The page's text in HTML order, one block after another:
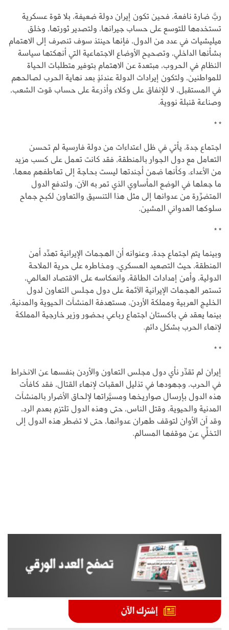
ربَّ ضارة نافعة، فحين تكون إيران دولة ضعيفة، بلا قوة عسكرية
تستخدمها للتوسع على حساب جيرانها، ولتصدير ثورتها، وخلق
ميليشيات في عدد من الدول، فإنها حينئذ سوف تنصرف إلى الاهتمام
بشأنها الداخلي، وتصحيح الأوضاع الاجتماعية التي أنهكتها سياسة
النظام في الحروب، مبتعدة عن الاهتمام بتوفير متطلبات الحياة
للمواطنين، ولتكون إيرادات الدولة عندئذٍ بعد نهاية الحرب لصالحهم
في المستقبل، لا للإنفاق على وكلاء وأذرعة على حساب قوت الشعب،
وصناعة قنبلة نووية.
* *
اجتماع جدة، يأتي في ظل اعتداءات من دولة فارسية لم تحسن
التعامل مع دول الجوار بالمنطقة، فقد كانت تعمل على كسب مزيد
من الأعداء، وكأنها ضمن أجندتها ليست بحاجة إلى تعاطفهم معها،
ما جعلها في الوضع المأساوي الذي تمر به الآن، ولتدفع الدول
المتضرِّرة من عدوانها إلى مثل هذا التنسيق والتعاون لكبح جماح
سلوكها العدواني المشين.
* *
وبينما يتم اجتماع جدة، وعنوانه أن الهجمات الإيرانية تهدِّد أمن
المنطقة، حيث التصعيد العسكري، ومخاطره على حرية الملاحة
الدولية، وأمن إمدادات الطاقة، وانعكاسه على الاقتصاد العالمي،
تستمر الهجمات الإيرانية الآثمة على دول مجلس التعاون لدول
الخليج العربية ومملكة الأردن، مستهدفة المنشآت الحيوية والمدنية،
بينما يعقد في باكستان اجتماع رباعي بحضور وزير خارجية المملكة
لإنهاء الحرب بشكل دائم.
* *
إيران لم تقدِّر نأي دول مجلس التعاون والأردن بنفسها عن الانخراط
في الحرب، وجهودها في تذليل العقبات لإنهاء القتال، فقد كافأت
هذه الدول بإرسال صواريخها ومسيَّراتها لإلحاق الأضرار بالمنشآت
المدنية والحيوية، وقتل الناس، حتى وهذه الدول تلتزم بعدم الرد،
وقد آن الأوان لتوقف طهران عدوانها، حتى لا تضطر هذه الدول إلى
التخلِّي عن موقفها المسالم.